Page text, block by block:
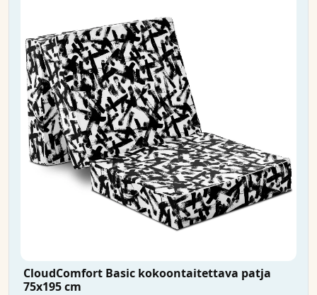
CloudComfort Basic kokoontaitettava patja
75x195 cm